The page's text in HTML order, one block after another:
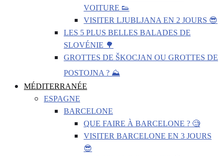
VOITURE 👟
VISITER LJUBLJANA EN 2 JOURS 😎
LES 5 PLUS BELLES BALADES DE
SLOVÉNIE 🌳
GROTTES DE ŠKOCJAN OU GROTTES DE
POSTOJNA ? ⛰️
MÉDITERRANÉE
ESPAGNE
BARCELONE
QUE FAIRE À BARCELONE ? 🧐
VISITER BARCELONE EN 3 JOURS
😎